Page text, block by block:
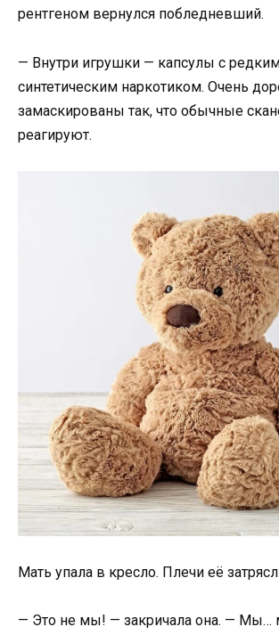
рентгеном вернулся побледневший.
— Внутри игрушки — капсулы с
синтетическим наркотиком. Очень
замаскированы так, что обычные
реагируют.
Мать упала в кресло. Плечи её
— Это не мы! — закричала она. — Мы…